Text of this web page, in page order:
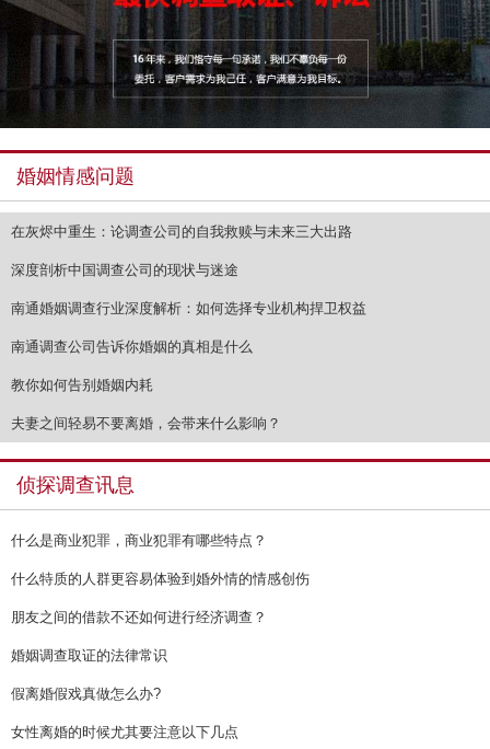
婚姻情感问题
在灰烬中重生：论调查公司的自我救赎与未来三大出路
深度剖析中国调查公司的现状与迷途
南通婚姻调查行业深度解析：如何选择专业机构捍卫权益
南通调查公司告诉你婚姻的真相是什么
教你如何告别婚姻内耗
夫妻之间轻易不要离婚，会带来什么影响？
侦探调查讯息
什么是商业犯罪，商业犯罪有哪些特点？
什么特质的人群更容易体验到婚外情的情感创伤
朋友之间的借款不还如何进行经济调查？
婚姻调查取证的法律常识
假离婚假戏真做怎么办?
女性离婚的时候尤其要注意以下几点